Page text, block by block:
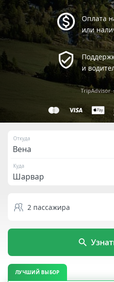
Оплата
или
и
TripAdvisor
Откуда
Куда
2 пассажира
ЛУЧШИЙ ВЫБОР